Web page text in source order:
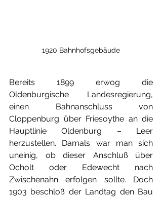
1920 Bahnhofsgebäude
Bereits 1899 erwog die
Oldenburgische Landesregierung,
einen Bahnanschluss von
Cloppenburg über Friesoythe an die
Hauptlinie Oldenburg – Leer
herzustellen. Damals war man sich
uneinig, ob dieser Anschluß über
Ocholt oder Edewecht nach
Zwischenahn erfolgen sollte. Doch
1903 beschloß der Landtag den Bau